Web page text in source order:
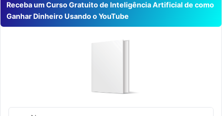
Receba um Curso Gratuito de Inteligência Artificial de como
Ganhar Dinheiro Usando o YouTube